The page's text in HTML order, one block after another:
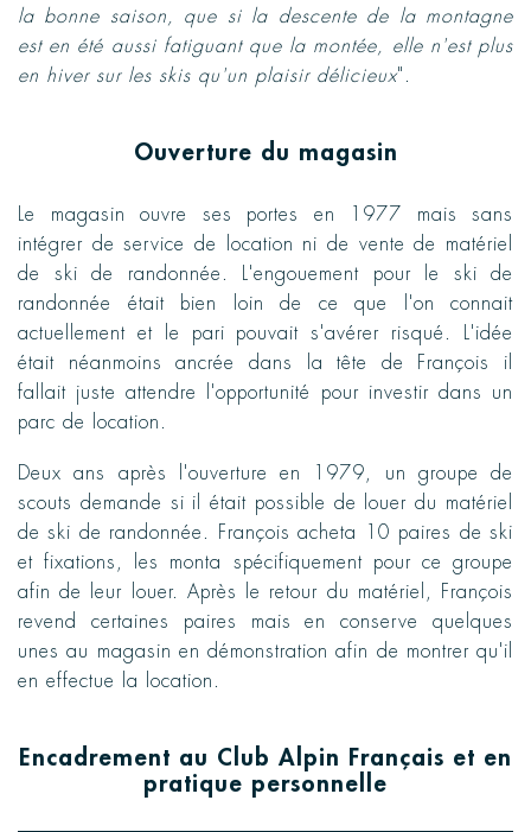
la bonne saison, que si la descente de la montagne
est en été aussi fatiguant que la montée, elle n'est plus
en hiver sur les skis qu'un plaisir délicieux".
Ouverture du magasin
Le magasin ouvre ses portes en 1977 mais sans
intégrer de service de location ni de vente de matériel
de ski de randonnée. L'engouement pour le ski de
randonnée était bien loin de ce que l'on connait
actuellement et le pari pouvait s'avérer risqué. L'idée
était néanmoins ancrée dans la tête de François il
fallait juste attendre l'opportunité pour investir dans un
parc de location.
Deux ans après l'ouverture en 1979, un groupe de
scouts demande si il était possible de louer du matériel
de ski de randonnée. François acheta 10 paires de ski
et fixations, les monta spécifiquement pour ce groupe
afin de leur louer. Après le retour du matériel, François
revend certaines paires mais en conserve quelques
unes au magasin en démonstration afin de montrer qu'il
en effectue la location.
Encadrement au Club Alpin Français et en
pratique personnelle